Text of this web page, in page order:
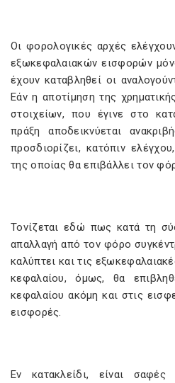
Οι φορολογικές αρχές
εξωκεφαλαιακών εισφορών
έχουν καταβληθεί οι
Εάν η αποτίμηση της
στοιχείων, που έγινε στο
πράξη αποδεικνύεται
προσδιορίζει, κατόπιν
της οποίας θα επιβάλλει τον
Τονίζεται εδώ πως κατά τη
απαλλαγή από τον φόρο
καλύπτει και τις
κεφαλαίου, όμως, θα
κεφαλαίου ακόμη και στις
εισφορές.
Εν κατακλείδι, είναι